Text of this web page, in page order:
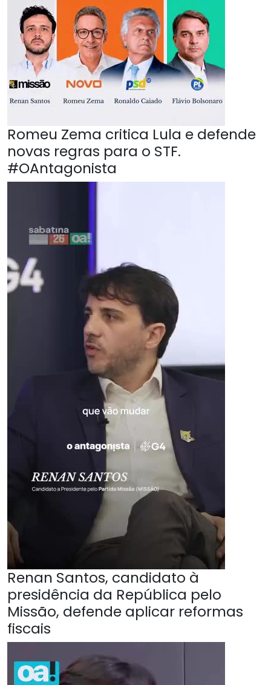
Romeu Zema critica Lula e defende
novas regras para o STF.
#OAntagonista
Renan Santos, candidato à
presidência da República pelo
Missão, defende aplicar reformas
fiscais